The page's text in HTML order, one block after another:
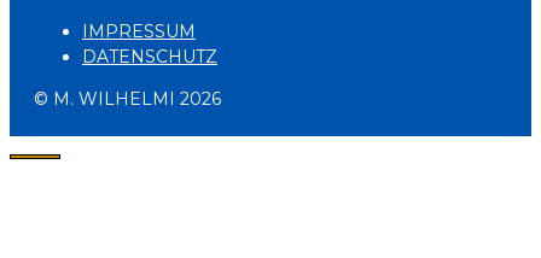
IMPRESSUM
DATENSCHUTZ
© M. WILHELMI 2026